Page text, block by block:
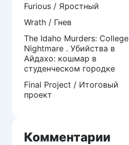
Furious / Яростный
Wrath / Гнев
The Idaho Murders: College
Nightmare . Убийства в
Айдахо: кошмар в
студенческом городке
Final Project / Итоговый
проект
Комментарии